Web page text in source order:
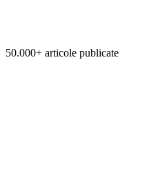
50.000+ articole publicate